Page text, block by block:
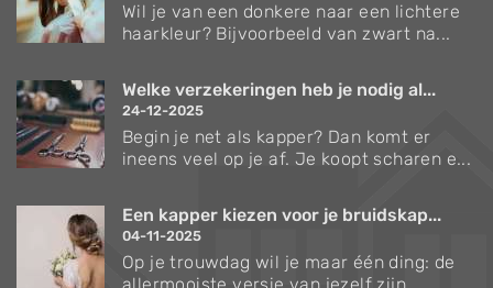
Wil je van een donkere naar een lichtere
haarkleur? Bijvoorbeeld van zwart na...
Welke verzekeringen heb je nodig al...
24-12-2025
Begin je net als kapper? Dan komt er
ineens veel op je af. Je koopt scharen e...
Een kapper kiezen voor je bruidskap...
04-11-2025
Op je trouwdag wil je maar één ding: de